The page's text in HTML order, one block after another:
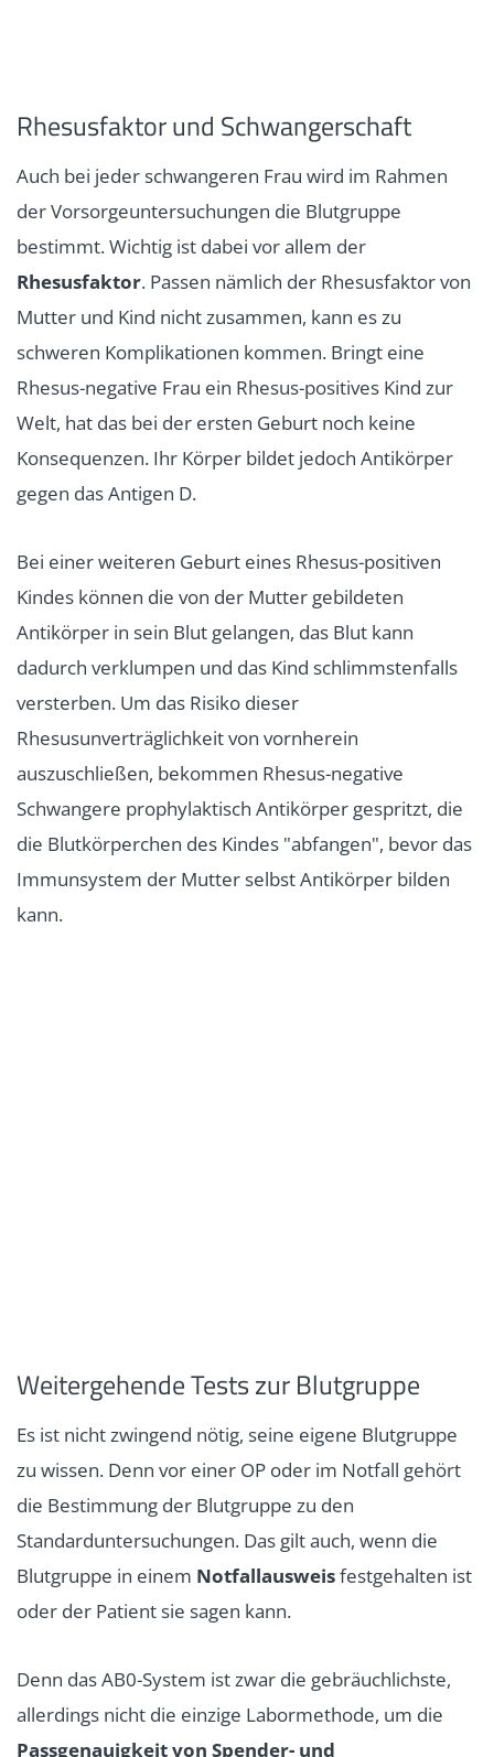
Rhesusfaktor und Schwangerschaft
Auch bei jeder schwangeren Frau wird im Rahmen
der Vorsorgeuntersuchungen die Blutgruppe
bestimmt. Wichtig ist dabei vor allem der
Rhesusfaktor. Passen nämlich der Rhesusfaktor von
Mutter und Kind nicht zusammen, kann es zu
schweren Komplikationen kommen. Bringt eine
Rhesus-negative Frau ein Rhesus-positives Kind zur
Welt, hat das bei der ersten Geburt noch keine
Konsequenzen. Ihr Körper bildet jedoch Antikörper
gegen das Antigen D.
Bei einer weiteren Geburt eines Rhesus-positiven
Kindes können die von der Mutter gebildeten
Antikörper in sein Blut gelangen, das Blut kann
dadurch verklumpen und das Kind schlimmstenfalls
versterben. Um das Risiko dieser
Rhesusunverträglichkeit von vornherein
auszuschließen, bekommen Rhesus-negative
Schwangere prophylaktisch Antikörper gespritzt, die
die Blutkörperchen des Kindes "abfangen", bevor das
Immunsystem der Mutter selbst Antikörper bilden
kann.
Weitergehende Tests zur Blutgruppe
Es ist nicht zwingend nötig, seine eigene Blutgruppe
zu wissen. Denn vor einer OP oder im Notfall gehört
die Bestimmung der Blutgruppe zu den
Standarduntersuchungen. Das gilt auch, wenn die
Blutgruppe in einem Notfallausweisfestgehalten ist
oder der Patient sie sagen kann.
Denn das AB0-System ist zwar die gebräuchlichste,
allerdings nicht die einzige Labormethode, um die
Passgenauigkeit von Spender- und